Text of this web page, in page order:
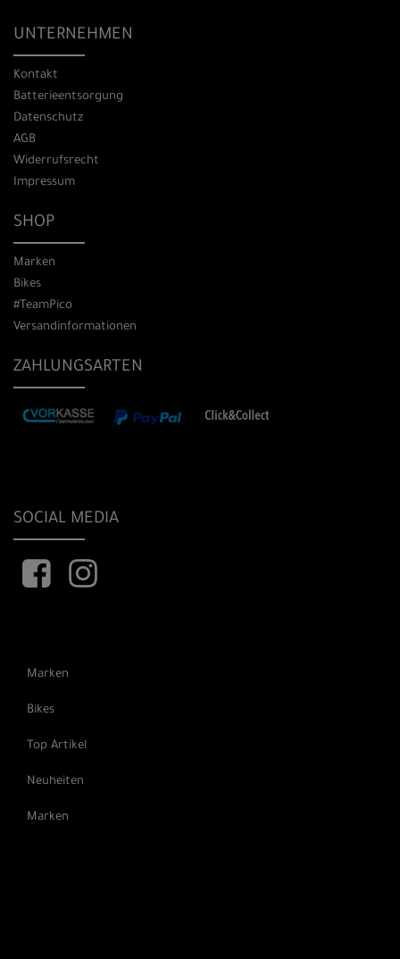
UNTERNEHMEN
Kontakt
Batterieentsorgung
Datenschutz
AGB
Widerrufsrecht
Impressum
SHOP
Marken
Bikes
#TeamPico
Versandinformationen
ZAHLUNGSARTEN
SOCIAL MEDIA
Marken
Bikes
Top Artikel
Neuheiten
Marken